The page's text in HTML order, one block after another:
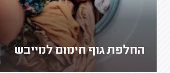
החלפת גוף חימום למייבש